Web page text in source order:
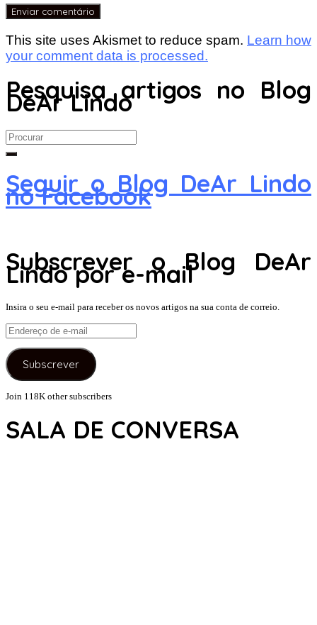
This site uses Akismet to reduce spam. Learn how
your comment data is processed.
Pesquisa artigos no Blog
DeAr Lindo
Search
for:
Seguir o Blog DeAr Lindo
no Facebook
Subscrever o Blog DeAr
Lindo por e-mail
Insira o seu e-mail para receber os novos artigos na sua conta de correio.
Endereço
de
e-
mail
Subscrever
Join 118K other subscribers
SALA DE CONVERSA